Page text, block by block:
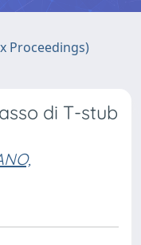
Proceedings)
di T-stub